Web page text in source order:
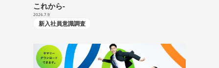
これから-
2026.7.9
新入社員意識調査